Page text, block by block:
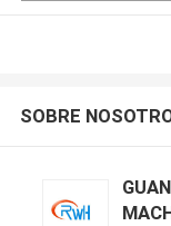
SOBRE